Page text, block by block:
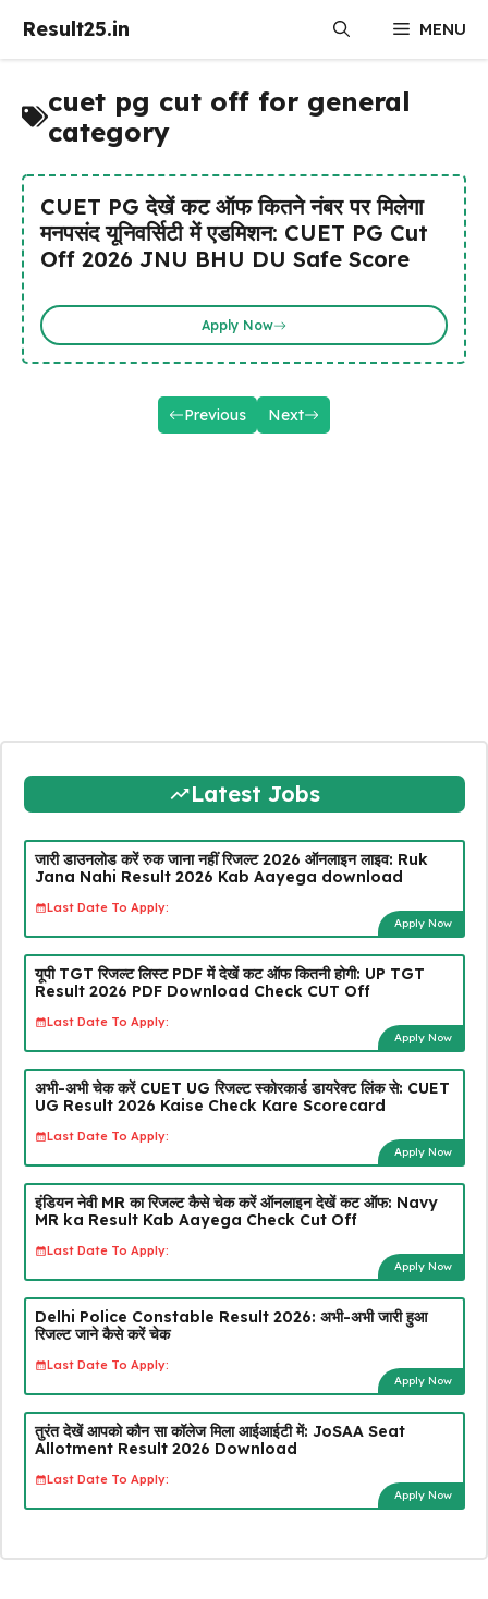
Result25.in MENU
cuet pg cut off for general
category
CUET PG देखें कट ऑफ कितने नंबर पर मिलेगा
मनपसंद यूनिवर्सिटी में एडमिशन: CUET PG Cut
Off 2026 JNU BHU DU Safe Score
Apply Now
Previous Next
Latest Jobs
जारी डाउनलोड करें रुक जाना नहीं रिजल्ट 2026 ऑनलाइन लाइव: Ruk
Jana Nahi Result 2026 Kab Aayega download
Last Date To Apply:
Apply Now
यूपी TGT रिजल्ट लिस्ट PDF में देखें कट ऑफ कितनी होगी: UP TGT
Result 2026 PDF Download Check CUT Off
Last Date To Apply:
Apply Now
अभी-अभी चेक करें CUET UG रिजल्ट स्कोरकार्ड डायरेक्ट लिंक से: CUET
UG Result 2026 Kaise Check Kare Scorecard
Last Date To Apply:
Apply Now
इंडियन नेवी MR का रिजल्ट कैसे चेक करें ऑनलाइन देखें कट ऑफ: Navy
MR ka Result Kab Aayega Check Cut Off
Last Date To Apply:
Apply Now
Delhi Police Constable Result 2026: अभी-अभी जारी हुआ
रिजल्ट जाने कैसे करें चेक
Last Date To Apply:
Apply Now
तुरंत देखें आपको कौन सा कॉलेज मिला आईआईटी में: JoSAA Seat
Allotment Result 2026 Download
Last Date To Apply:
Apply Now